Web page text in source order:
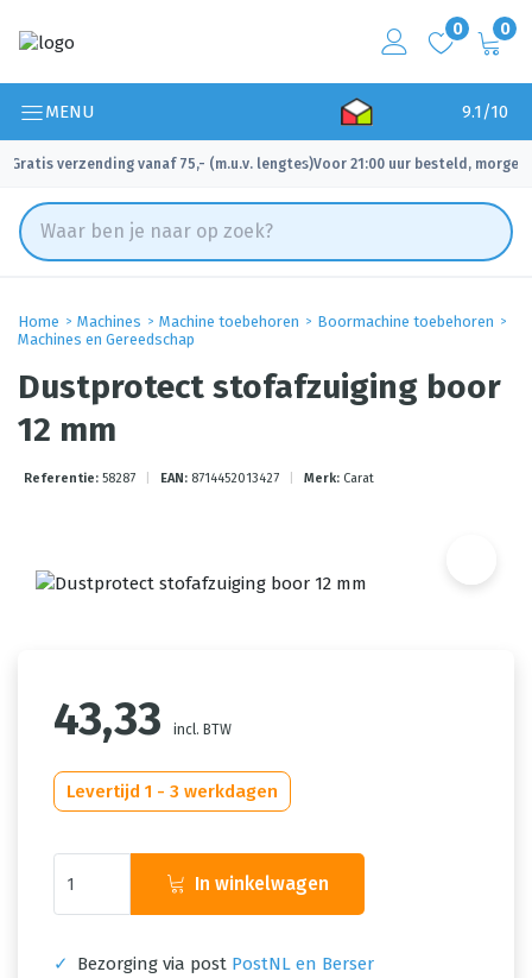
0 0
MENU 9.1/10
Gratis verzending vanaf 75,- (m.u.v. lengtes)
✓ Voor 21:00 uur besteld, morgen
Home Machines Machine toebehoren
Boormachine toebehoren
Machines en Gereedschap
Dustprotect stofafzuiging boor
12 mm
Referentie: 58287 EAN: 8714452013427 Merk: Carat
43,33 incl. BTW
Levertijd 1 - 3 werkdagen
In winkelwagen
✓ Bezorging via post PostNL en Berser